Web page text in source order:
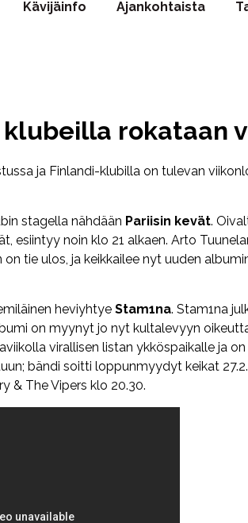
Kävijäinfo Ajankohtaista
rokataan
ja Finlandi-klubilla on tulevan
stagella nähdään Pariisin kevät.
esiintyy noin klo 21 alkaen. Arto
on tie ulos, ja keikkailee nyt uuden
heviyhtye Stam1na. Stam1na
on myynyt jo nyt kultalevyyn
virallisen listan ykköspaikalle ja
bändi soitti loppunmyydyt keikat
& The Vipers klo 20.30.